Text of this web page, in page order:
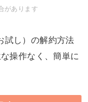
があります
し）の解約方法
操作なく、簡単に